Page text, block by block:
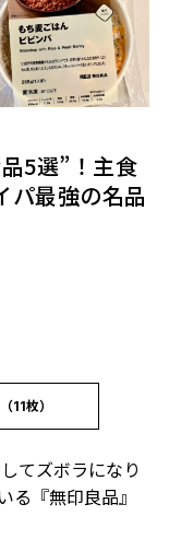
5選”！主食
パ最強の名品
11枚）
てズボラになり
『無印良品』